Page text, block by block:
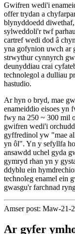
Gwifren wedi'i
offer trydan a
blynyddoedd
sylweddoli'r twf
cartref wedi dod â
yna gofynion uwch ar
strwythur cynnyrch
deunyddiau crai
technolegol a dulliau
hastudio.
Ar hyn o bryd, mae
enameiddio eisoes yn
fwy na 250 ~ 300 mil
gwifren wedi'i
gyffredinol yw "mae
yn ôl". Yn y sefyllfa
ansawdd uchel gyda
gymryd rhan yn y
ddyblu ein
technoleg enamel ein
gwasgu'r farchnad
Amser post: Maw-21-
Ar gyfer